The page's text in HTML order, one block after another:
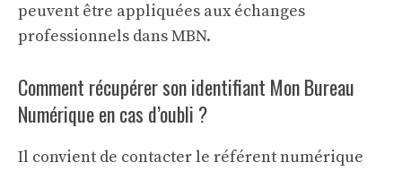
peuvent être appliquées aux échanges
professionnels dans MBN.
Comment récupérer son identifiant Mon Bureau
Numérique en cas d’oubli ?
Il convient de contacter le référent numérique